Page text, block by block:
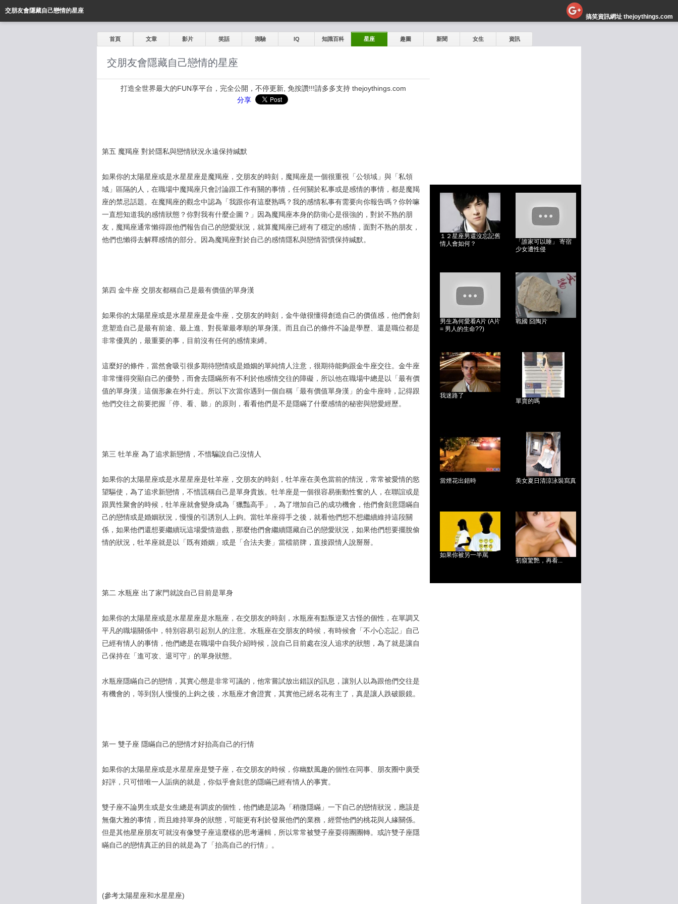
交朋友會隱藏自己戀情的星座
搞笑資訊網址 thejoythings.com
首頁 文章 影片 笑話 測驗 IQ 知識百科 星座 趣圖 新聞 女生 資訊
１２星座男還沒忘記舊
情人會如何？
「誰家可以睡」 寄宿
少女遭性侵
男生為何愛看A片 (A片
= 男人的生命??)
戰國 囧陶片
我迷路了
單賣的嗎
當煙花出錯時 美女夏日清涼泳裝寫真
如果你被另一半罵
初窺驚艷，再看...
交朋友會隱藏自己戀情的星座
打造全世界最大的FUN享平台，完全公開，不停更新, 免按讚!!!請多多支持 thejoythings.com
分享
第五 魔羯座 對於隱私與戀情狀況永遠保持緘默
如果你的太陽星座或是水星星座是魔羯座，交朋友的時刻，魔羯座是一個很重視「公領域」與「私領
域」區隔的人，在職場中魔羯座只會討論跟工作有關的事情，任何關於私事或是感情的事情，都是魔羯
座的禁忌話題。在魔羯座的觀念中認為「我跟你有這麼熟嗎？我的感情私事有需要向你報告嗎？你幹嘛
一直想知道我的感情狀態？你對我有什麼企圖？」因為魔羯座本身的防衛心是很強的，對於不熟的朋
友，魔羯座通常懶得跟他們報告自己的戀愛狀況，就算魔羯座已經有了穩定的感情，面對不熟的朋友，
他們也懶得去解釋感情的部分。因為魔羯座對於自己的感情隱私與戀情習慣保持緘默。
第四 金牛座 交朋友都稱自己是最有價值的單身漢
如果你的太陽星座或是水星星座是金牛座，交朋友的時刻，金牛做很懂得創造自己的價值感，他們會刻
意塑造自己是最有前途、最上進、對長輩最孝順的單身漢。而且自己的條件不論是學歷、還是職位都是
非常優異的，最重要的事，目前沒有任何的感情束縛。
這麼好的條件，當然會吸引很多期待戀情或是婚姻的單純情人注意，很期待能夠跟金牛座交往。金牛座
非常懂得突顯自己的優勢，而會去隱瞞所有不利於他感情交往的障礙，所以他在職場中總是以「最有價
值的單身漢」這個形象在外行走。所以下次當你遇到一個自稱「最有價值單身漢」的金牛座時，記得跟
他們交往之前要把握「停、看、聽」的原則，看看他們是不是隱瞞了什麼感情的秘密與戀愛經歷。
第三 牡羊座 為了追求新戀情，不惜騙說自己沒情人
如果你的太陽星座或是水星星座是牡羊座，交朋友的時刻，牡羊座在美色當前的情況，常常被愛情的慾
望驅使，為了追求新戀情，不惜謊稱自己是單身貴族。牡羊座是一個很容易衝動性奮的人，在聯誼或是
跟異性聚會的時候，牡羊座就會變身成為「獵豔高手」，為了增加自己的成功機會，他們會刻意隱瞞自
己的戀情或是婚姻狀況，慢慢的引誘別人上鉤。當牡羊座得手之後，就看他們想不想繼續維持這段關
係，如果他們還想要繼續玩這場愛情遊戲，那麼他們會繼續隱藏自己的戀愛狀況，如果他們想要擺脫偷
情的狀況，牡羊座就是以「既有婚姻」或是「合法夫妻」當檔箭牌，直接跟情人說掰掰。
第二 水瓶座 出了家門就說自己目前是單身
如果你的太陽星座或是水星星座是水瓶座，在交朋友的時刻，水瓶座有點叛逆又古怪的個性，在單調又
平凡的職場關係中，特別容易引起別人的注意。水瓶座在交朋友的時候，有時候會「不小心忘記」自己
已經有情人的事情，他們總是在職場中自我介紹時候，說自己目前處在沒人追求的狀態，為了就是讓自
己保持在「進可攻、退可守」的單身狀態。
水瓶座隱瞞自己的戀情，其實心態是非常可議的，他常嘗試放出錯誤的訊息，讓別人以為跟他們交往是
有機會的，等到別人慢慢的上鉤之後，水瓶座才會證實，其實他已經名花有主了，真是讓人跌破眼鏡。
第一 雙子座 隱瞞自己的戀情才好抬高自己的行情
如果你的太陽星座或是水星星座是雙子座，在交朋友的時候，你幽默風趣的個性在同事、朋友圈中廣受
好評，只可惜唯一人詬病的就是，你似乎會刻意的隱瞞已經有情人的事實。
雙子座不論男生或是女生總是有調皮的個性，他們總是認為「稍微隱瞞」一下自己的戀情狀況，應該是
無傷大雅的事情，而且維持單身的狀態，可能更有利於發展他們的業務，經營他們的桃花與人緣關係。
但是其他星座朋友可就沒有像雙子座這麼樣的思考邏輯，所以常常被雙子座耍得團團轉。或許雙子座隱
瞞自己的戀情真正的目的就是為了「抬高自己的行情」。
(參考太陽星座和水星星座)